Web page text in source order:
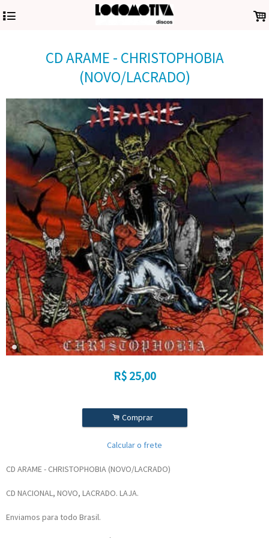
4 .
CD ARAME - CHRISTOPHOBIA
(NOVO/LACRADO)
R$ 25,00
. Comprar
Calcular o frete
CD ARAME - CHRISTOPHOBIA (NOVO/LACRADO)
CD NACIONAL, NOVO, LACRADO. LAJA.
Enviamos para todo Brasil.